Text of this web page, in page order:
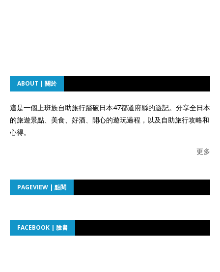
ABOUT | 關於
這是一個上班族自助旅行踏破日本47都道府縣的遊記。分享全日本
的旅遊景點、美食、好酒、開心的遊玩過程，以及自助旅行攻略和
心得。
更多
PAGEVIEW | 點閱
FACEBOOK | 臉書